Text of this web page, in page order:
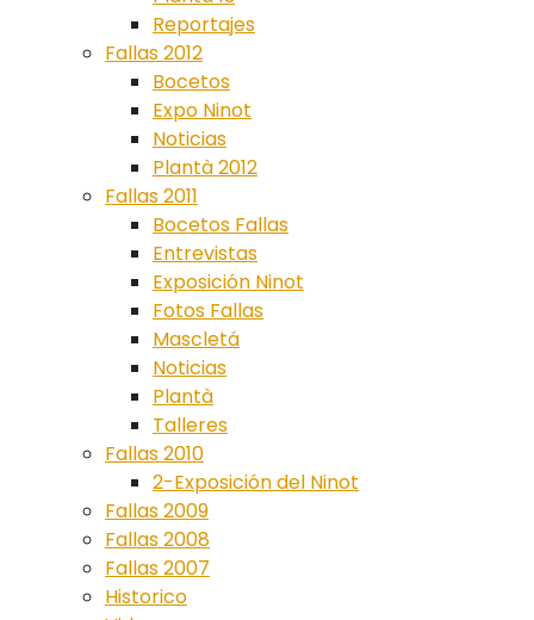
Reportajes
Fallas 2012
Bocetos
Expo Ninot
Noticias
Plantà 2012
Fallas 2011
Bocetos Fallas
Entrevistas
Exposición Ninot
Fotos Fallas
Mascletá
Noticias
Plantà
Talleres
Fallas 2010
2-Exposición del Ninot
Fallas 2009
Fallas 2008
Fallas 2007
Historico